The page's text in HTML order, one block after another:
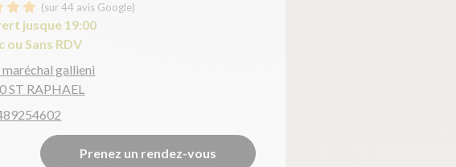
(sur 44 avis Google)
jusque 19:00
ou Sans RDV
gallieni
ST RAPHAEL
Prenez un rendez-vous